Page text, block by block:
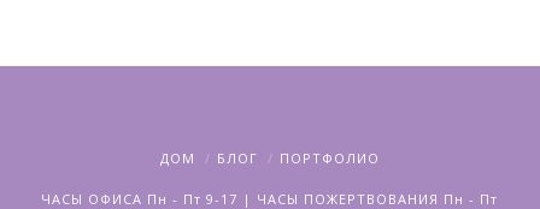
ДОМ БЛОГ ПОРТФОЛИО
ЧАСЫ ОФИСА Пн - Пт 9-17 | ЧАСЫ ПОЖЕРТВОВАНИЯ Пн - Пт